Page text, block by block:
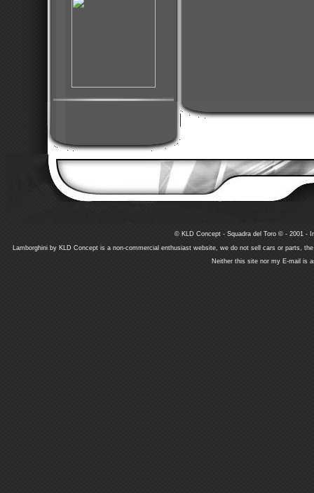
© KLD Concept - Squadra del Toro © - 2001 -
Lamborghini by KLD Concept is a non-commercial enthusiast website, we do not sell cars or parts,
Neither this site nor my E-mail is